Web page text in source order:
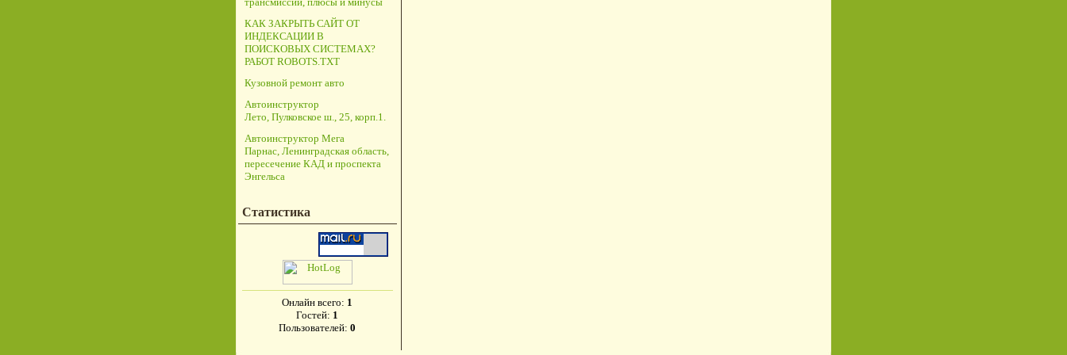
КАК ЗАКРЫТЬ САЙТ ОТ
ИНДЕКСАЦИИ В
ПОИСКОВЫХ СИСТЕМАХ?
РАБОТ ROBOTS.TXT
Кузовной ремонт авто
Автоинструктор
Лето, Пулковское ш., 25, корп.1.
Автоинструктор Мега
Парнас, Ленинградская область,
пересечение КАД и проспекта
Энгельса
Статистика
Онлайн всего: 1
Гостей: 1
Пользователей: 0